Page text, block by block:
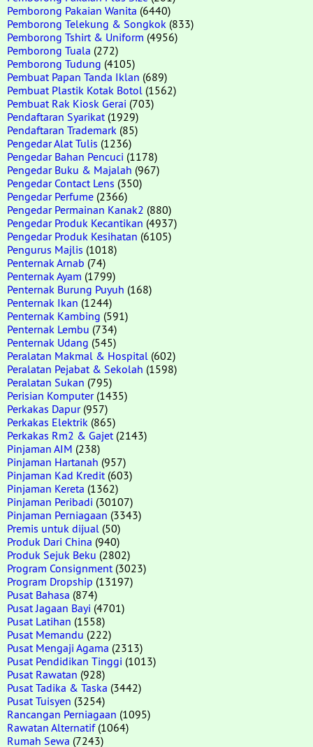
Pemborong Pakaian Wanita (6440)
Pemborong Telekung & Songkok (833)
Pemborong Tshirt & Uniform (4956)
Pemborong Tuala (272)
Pemborong Tudung (4105)
Pembuat Papan Tanda Iklan (689)
Pembuat Plastik Kotak Botol (1562)
Pembuat Rak Kiosk Gerai (703)
Pendaftaran Syarikat (1929)
Pendaftaran Trademark (85)
Pengedar Alat Tulis (1236)
Pengedar Bahan Pencuci (1178)
Pengedar Buku & Majalah (967)
Pengedar Contact Lens (350)
Pengedar Perfume (2366)
Pengedar Permainan Kanak2 (880)
Pengedar Produk Kecantikan (4937)
Pengedar Produk Kesihatan (6105)
Pengurus Majlis (1018)
Penternak Arnab (74)
Penternak Ayam (1799)
Penternak Burung Puyuh (168)
Penternak Ikan (1244)
Penternak Kambing (591)
Penternak Lembu (734)
Penternak Udang (545)
Peralatan Makmal & Hospital (602)
Peralatan Pejabat & Sekolah (1598)
Peralatan Sukan (795)
Perisian Komputer(1435)
Perkakas Dapur(957)
Perkakas Elektrik (865)
Perkakas Rm2 & Gajet (2143)
Pinjaman AIM (238)
Pinjaman Hartanah (957)
Pinjaman Kad Kredit (603)
Pinjaman Kereta (1362)
Pinjaman Peribadi (30107)
Pinjaman Perniagaan (3343)
Premis untuk dijual (50)
Produk Dari China (940)
Produk Sejuk Beku (2802)
Program Consignment (3023)
Program Dropship (13197)
Pusat Bahasa (874)
Pusat Jagaan Bayi (4701)
Pusat Latihan (1558)
Pusat Memandu (222)
Pusat Mengaji Agama (2313)
Pusat Pendidikan Tinggi (1013)
Pusat Rawatan (928)
Pusat Tadika & Taska (3442)
Pusat Tuisyen (3254)
Rancangan Perniagaan (1095)
Rawatan Alternatif(1064)
Rumah Sewa (7243)